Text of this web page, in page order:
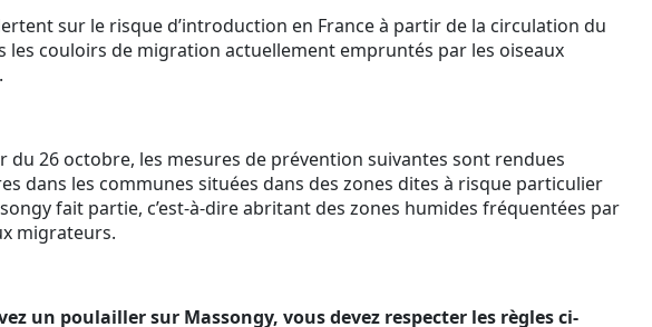
sur le risque d’introduction en France à partir de la circulation du
les couloirs de migration actuellement empruntés par les oiseaux
du 26 octobre, les mesures de prévention suivantes sont rendues
dans les communes situées dans des zones dites à risque particulier
fait partie, c’est-à-dire abritant des zones humides fréquentées par
migrateurs.
un poulailler sur Massongy, vous devez respecter les règles ci-